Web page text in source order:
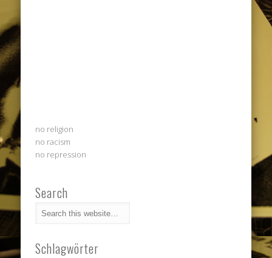
no religion
no racism
no repression
Search
Schlagwörter